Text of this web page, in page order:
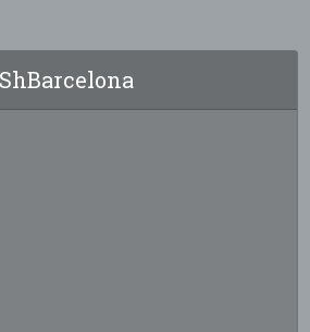
ShBarcelona